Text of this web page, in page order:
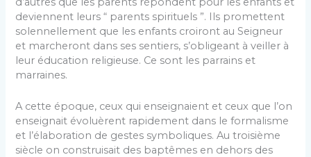
deviennent leurs “ parents spirituels ”. Ils pro­mettent
solennellement que les enfants croiront au Sei­gneur
et marcheront dans ses sentiers, s’obligeant à veiller à
leur éducation religieuse. Ce sont les parrains et
marraines.
A cette époque, ceux qui enseignaient et ceux que l’on
enseignait évoluèrent rapidement dans le formalisme
et l’élaboration de gestes symboliques. Au troisième
siècle on construisait des baptêmes en dehors des